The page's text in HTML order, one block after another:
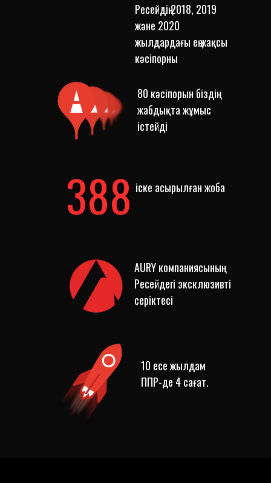
Ресейдің 2018, 2019
және 2020
жылдардағы ең жақсы
кәсіпорны
AURY компаниясының
Ресейдегі эксклюзивті
серіктесі
388 іске асырылған жоба
80 кәсіпорын біздің
жабдықта жұмыс
істейді
10 есе жылдам
ППР-де 4 сағат.